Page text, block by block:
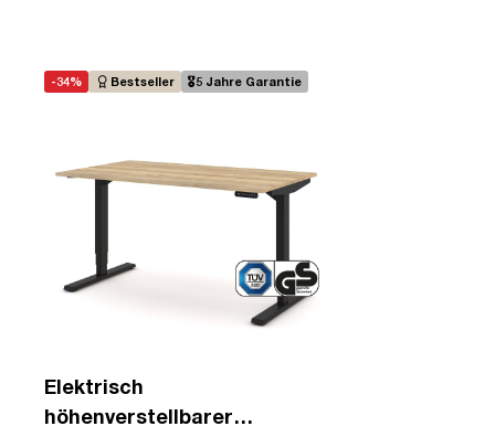
-34% Bestseller 🎖️5 Jahre Garantie
Elektrisch
höhenverstellbarer